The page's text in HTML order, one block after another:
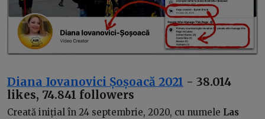
Diana Iovanovici Șoșoacă 2021 - 38.014
likes, 74.841 followers
Creată inițial în 24 septembrie, 2020, cu numele Las